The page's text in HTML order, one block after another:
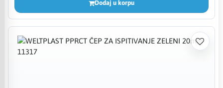
Dodaj u korpu